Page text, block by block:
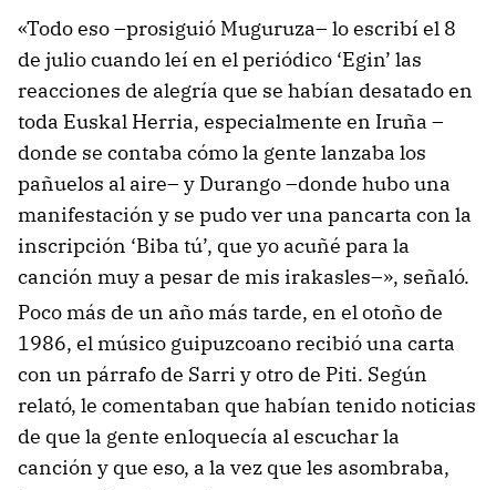
«Todo eso –prosiguió Muguruza– lo escribí el 8
de julio cuando leí en el periódico ‘Egin’ las
reacciones de alegría que se habían desatado en
toda Euskal Herria, especialmente en Iruña –
donde se contaba cómo la gente lanzaba los
pañuelos al aire– y Durango –donde hubo una
manifestación y se pudo ver una pancarta con la
inscripción ‘Biba tú’, que yo acuñé para la
canción muy a pesar de mis irakasles–», señaló.
Poco más de un año más tarde, en el otoño de
1986, el músico guipuzcoano recibió una carta
con un párrafo de Sarri y otro de Piti. Según
relató, le comentaban que habían tenido noticias
de que la gente enloquecía al escuchar la
canción y que eso, a la vez que les asombraba,